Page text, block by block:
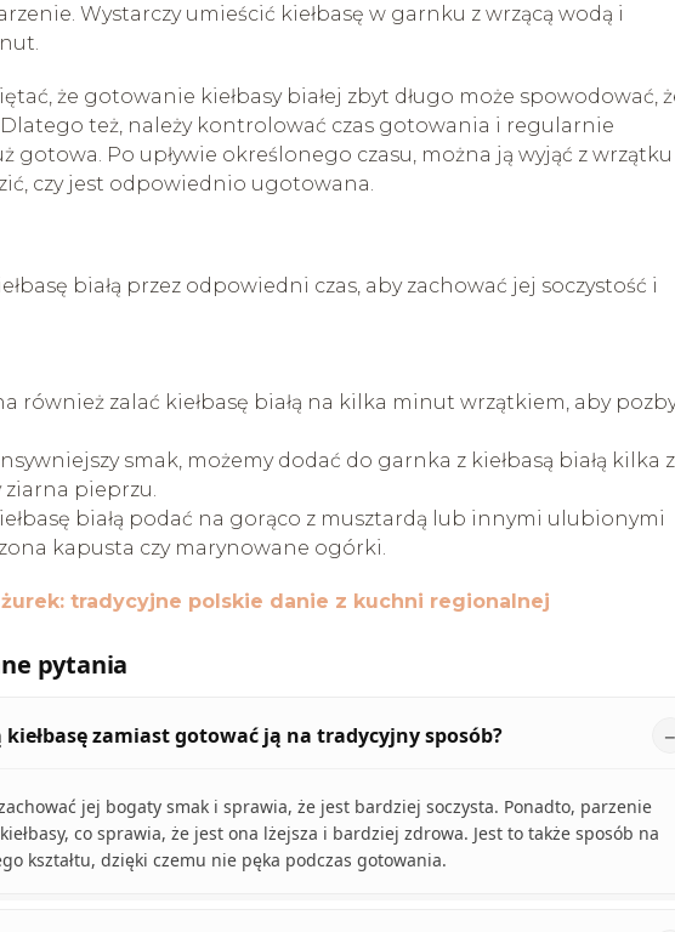
Wystarczy umieścić kiełbasę w garnku z wrzącą wodą i
że gotowanie kiełbasy białej zbyt długo może spowodować,
też, należy kontrolować czas gotowania i regularnie
gotowa. Po upływie określonego czasu, można ją wyjąć z wrzątku
czy jest odpowiednio ugotowana.
białą przez odpowiedni czas, aby zachować jej soczystość i
również zalać kiełbasę białą na kilka minut wrzątkiem, aby
smak, możemy dodać do garnka z kiełbasą białą kilka
pieprzu.
białą podać na gorąco z musztardą lub innymi ulubionymi
kapusta czy marynowane ogórki.
tradycyjne polskie danie z kuchni regionalnej
pytania
kiełbasę zamiast gotować ją na tradycyjny sposób?
jej bogaty smak i sprawia, że jest bardziej soczysta. Ponadto, parzenie
co sprawia, że jest ona lżejsza i bardziej zdrowa. Jest to także sposób na
kształtu, dzięki czemu nie pęka podczas gotowania.